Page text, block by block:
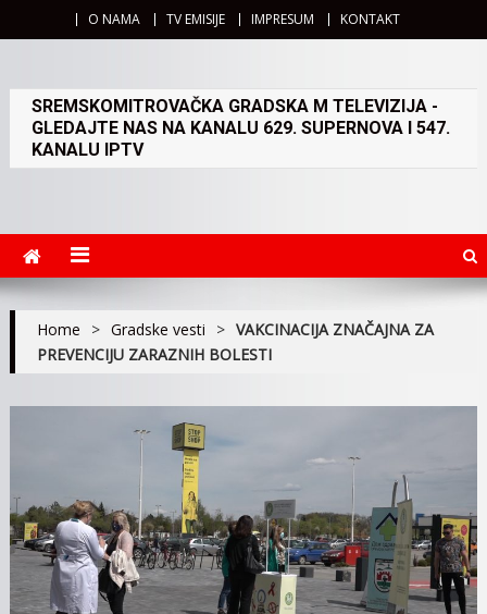
O NAMA TV EMISIJE IMPRESUM KONTAKT
SREMSKOMITROVAČKA GRADSKA M TELEVIZIJA -
GLEDAJTE NAS NA KANALU 629. SUPERNOVA I 547.
KANALU IPTV
Home > Gradske vesti > VAKCINACIJA ZNAČAJNA ZA
PREVENCIJU ZARAZNIH BOLESTI